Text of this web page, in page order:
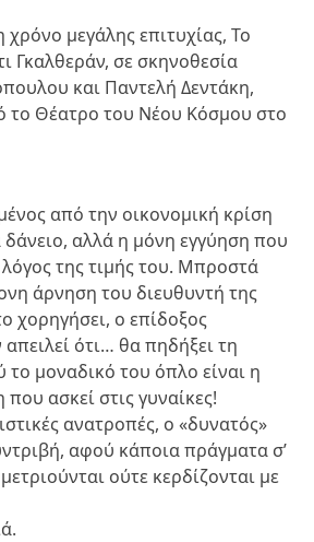
μεγάλης επιτυχίας, Το
Γκαλθεράν, σε σκηνοθεσία
και Παντελή Δεντάκη,
το Θέατρο του Νέου Κόσμου στο
από την οικονομική κρίση
δάνειο, αλλά η μόνη εγγύηση που
λόγος της τιμής του. Μπροστά
άρνηση του διευθυντή της
χορηγήσει, ο επίδοξος
ότι… θα πηδήξει τη
το μοναδικό του όπλο είναι η
ασκεί στις γυναίκες!
ανατροπές, ο «δυνατός»
αφού κάποια πράγματα σ’
ούτε κερδίζονται με